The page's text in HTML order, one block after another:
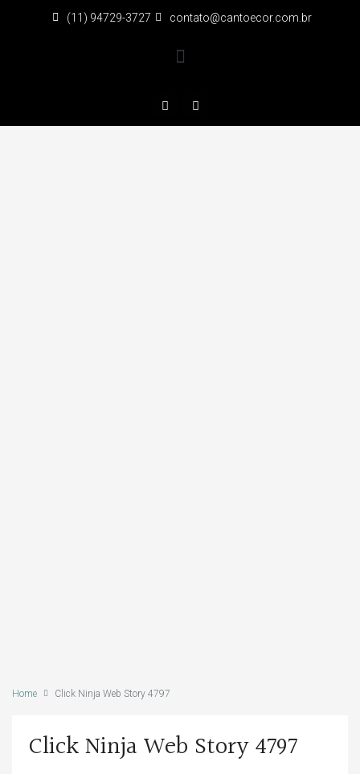
(11) 94729-3727 contato@cantoecor.com.br
Home Click Ninja Web Story 4797
Click Ninja Web Story 4797